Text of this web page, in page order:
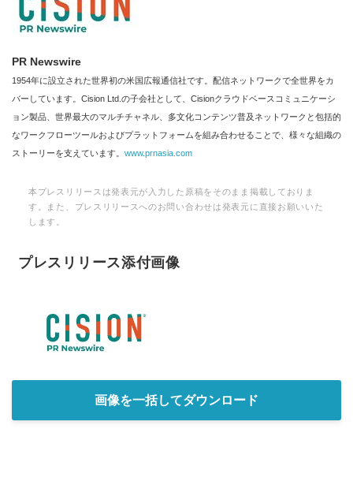
PR Newswire
1954年に設立された世界初の米国広報通信社です。配信ネットワークで全世界をカ
バーしています。Cision Ltd.の子会社として、Cisionクラウドベースコミュニケーシ
ョン製品、世界最大のマルチチャネル、多文化コンテンツ普及ネットワークと包括的
なワークフローツールおよびプラットフォームを組み合わせることで、様々な組織の
ストーリーを支えています。 www.prnasia.com
本プレスリリースは発表元が入力した原稿をそのまま掲載しておりま
す。また、プレスリリースへのお問い合わせは発表元に直接お願いいた
します。
プレスリリース添付画像
画像を一括してダウンロード